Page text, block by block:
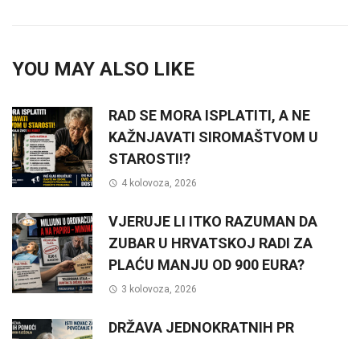
YOU MAY ALSO LIKE
RAD SE MORA ISPLATITI, A NE
KAŽNJAVATI SIROMAŠTVOM U
STAROSTI!?
4 kolovoza, 2026
VJERUJE LI ITKO RAZUMAN DA
ZUBAR U HRVATSKOJ RADI ZA
PLAĆU MANJU OD 900 EURA?
3 kolovoza, 2026
DRŽAVA JEDNOKRATNIH PR